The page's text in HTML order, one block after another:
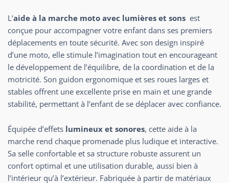
L’aide à la marche moto avec lumières et sons est
conçue pour accompagner votre enfant dans ses premiers
déplacements en toute sécurité. Avec son design inspiré
d’une moto, elle stimule l’imagination tout en encourageant
le développement de l’équilibre, de la coordination et de la
motricité. Son guidon ergonomique et ses roues larges et
stables offrent une excellente prise en main et une grande
stabilité, permettant à l’enfant de se déplacer avec confiance.
Équipée d’effets lumineux et sonores, cette aide à la
marche rend chaque promenade plus ludique et interactive.
Sa selle confortable et sa structure robuste assurent un
confort optimal et une utilisation durable, aussi bien à
l’intérieur qu’à l’extérieur. Fabriquée à partir de matériaux